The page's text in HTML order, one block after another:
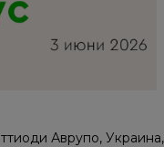
Аврупо,